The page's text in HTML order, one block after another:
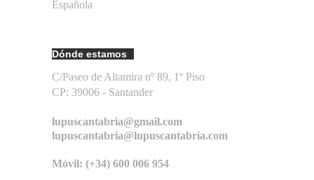
Dónde estamos
C/Paseo de Altamira nº 89, 1º Piso
CP: 39006 - Santander
lupuscantabria@gmail.com
lupuscantabria@lupuscantabria.com
Móvil: (+34) 600 006 954